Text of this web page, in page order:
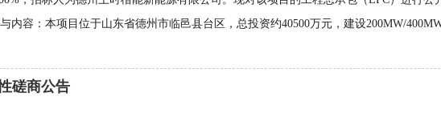
内容：本项目位于山东省德州市临邑县台区，总投资约40500万元，建设200MW/
磋商公告